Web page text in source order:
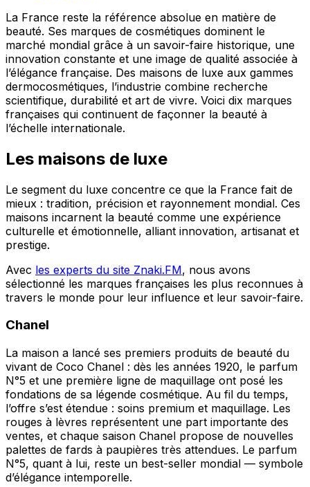
La France reste la référence absolue en matière de
beauté. Ses marques de cosmétiques dominent le
marché mondial grâce à un savoir-faire historique, une
innovation constante et une image de qualité associée à
l’élégance française. Des maisons de luxe aux gammes
dermocosmétiques, l’industrie combine recherche
scientifique, durabilité et art de vivre. Voici dix marques
françaises qui continuent de façonner la beauté à
l’échelle internationale.
Les maisons de luxe
Le segment du luxe concentre ce que la France fait de
mieux : tradition, précision et rayonnement mondial. Ces
maisons incarnent la beauté comme une expérience
culturelle et émotionnelle, alliant innovation, artisanat et
prestige.
Avec les experts du site Znaki.FM, nous avons
sélectionné les marques françaises les plus reconnues à
travers le monde pour leur influence et leur savoir-faire.
Chanel
La maison a lancé ses premiers produits de beauté du
vivant de Coco Chanel : dès les années 1920, le parfum
N°5 et une première ligne de maquillage ont posé les
fondations de sa légende cosmétique. Au fil du temps,
l’offre s’est étendue : soins premium et maquillage. Les
rouges à lèvres représentent une part importante des
ventes, et chaque saison Chanel propose de nouvelles
palettes de fards à paupières très attendues. Le parfum
N°5, quant à lui, reste un best-seller mondial — symbole
d’élégance intemporelle.